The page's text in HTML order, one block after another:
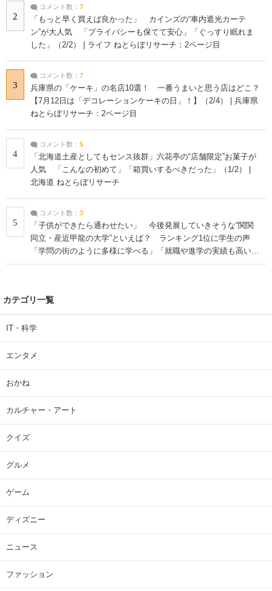
2
コメント数： 7
「もっと早く買えば良かった」 カインズの“車内遮光カーテ
ン”が大人気 「プライバシーも保てて安心」「ぐっすり眠れま
した」（2/2） | ライフ ねとらぼリサーチ：2ページ目
3
コメント数： 7
兵庫県の「ケーキ」の名店10選！ 一番うまいと思う店はどこ？
【7月12日は「デコレーションケーキの日」！】（2/4） | 兵庫県
ねとらぼリサーチ：2ページ目
4
コメント数： 5
「北海道土産としてもセンス抜群」六花亭の“店舗限定”お菓子が
人気 「こんなの初めて」「箱買いするべきだった」（1/2） |
北海道 ねとらぼリサーチ
5
コメント数： 3
「子供ができたら通わせたい」 今後発展していきそうな“関関
同立・産近甲龍の大学”といえば？ ランキング1位に学生の声
「学問の街のように多様に学べる」「就職や進学の実績も高い」
| 大学 ねとらぼリサーチ
カテゴリ一覧
IT・科学
エンタメ
おかね
カルチャー・アート
クイズ
グルメ
ゲーム
ディズニー
ニュース
ファッション